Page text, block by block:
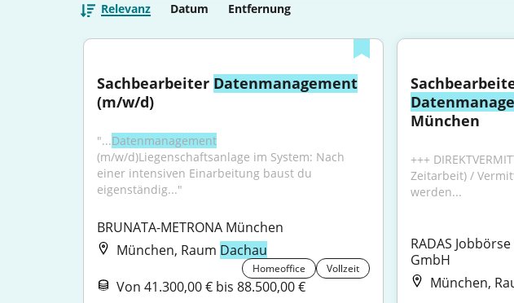
Relevanz Datum Entfernung
Sachbearbeiter Datenmanagement
(m/w/d)
"...Datenmanagement
(m/w/d)Liegenschaftsanlage im System: Nach
einer intensiven Einarbeitung baust du
eigenständig..."
BRUNATA-METRONA München
München, Raum Dachau
Homeoffice Vollzeit
Von 41.300,00 € bis 88.500,00 €
München
+++
Zeitarbeit) /
werden...
RADAS
GmbH
München,